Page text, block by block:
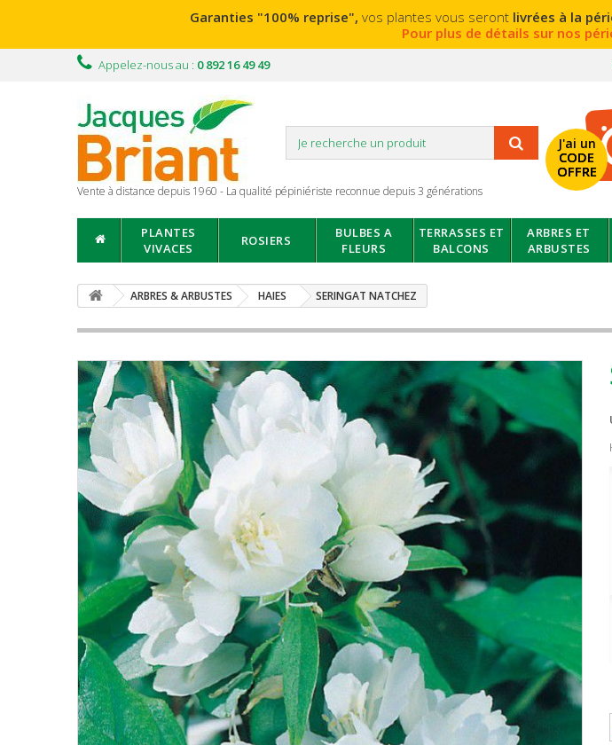
Garanties "100% reprise", vos plantes vous seront livrées à la
Pour plus de détails sur nos
Appelez-nous au : 0 892 16 49 49
Vente à distance depuis 1960 - La qualité pépiniériste reconnue depuis 3 générations
J'ai un
CODE
OFFRE
PLANTES
VIVACES
ROSIERS
BULBES A
FLEURS
TERRASSES ET
BALCONS
ARBRES ET
ARBUSTES
ARBRES & ARBUSTES HAIES SERINGAT NATCHEZ